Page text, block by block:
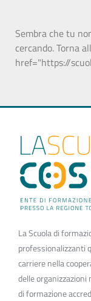
Sembra che tu
cercando. Torna
href="https://
La Scuola di
professionalizzanti
carriere nella
delle organizzazioni
di formazione